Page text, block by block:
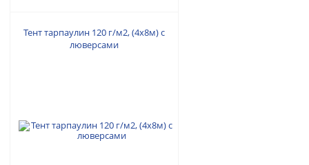
Тент тарпаулин 120 г/м2, (4х8м) с
люверсами